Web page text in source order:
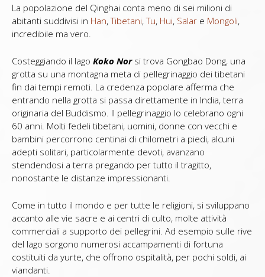
La popolazione del Qinghai conta meno di sei milioni di
abitanti suddivisi in Han,Tibetani,Tu, Hui, Salar e Mongoli,
incredibile ma vero.
Costeggiando il lago Koko Norsi trova Gongbao Dong, una
grotta su una montagna meta di pellegrinaggio dei tibetani
fin dai tempi remoti. La credenza popolare afferma che
entrando nella grotta si passa direttamente in India, terra
originaria del Buddismo. Il pellegrinaggio lo celebrano ogni
60 anni. Molti fedeli tibetani, uomini, donne con vecchi e
bambini percorrono centinai di chilometri a piedi, alcuni
adepti solitari, particolarmente devoti, avanzano
stendendosi a terra pregando per tutto il tragitto,
nonostante le distanze impressionanti.
Come in tutto il mondo e per tutte le religioni, si sviluppano
accanto alle vie sacre e ai centri di culto, molte attività
commerciali a supporto dei pellegrini. Ad esempio sulle rive
del lago sorgono numerosi accampamenti di fortuna
costituiti da yurte, che offrono ospitalità, per pochi soldi, ai
viandanti.